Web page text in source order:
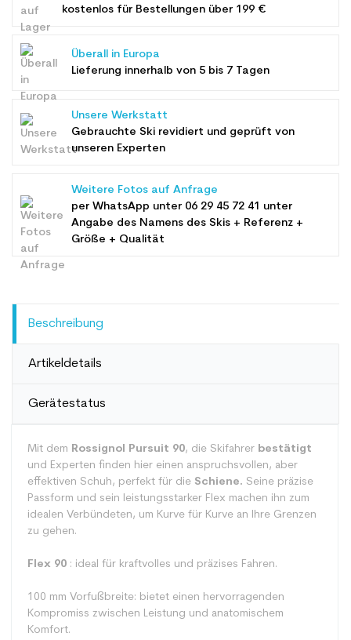
kostenlos für Bestellungen über 199 €
Überall in Europa
Lieferung innerhalb von 5 bis 7 Tagen
Unsere Werkstatt
Gebrauchte Ski revidiert und geprüft von
unseren Experten
Weitere Fotos auf Anfrage
per WhatsApp unter 06 29 45 72 41 unter
Angabe des Namens des Skis + Referenz +
Größe + Qualität
Beschreibung
Artikeldetails
Gerätestatus
Mit dem Rossignol Pursuit 90, die Skifahrer bestätigt
und Experten finden hier einen anspruchsvollen, aber
effektiven Schuh, perfekt für die Schiene. Seine präzise
Passform und sein leistungsstarker Flex machen ihn zum
idealen Verbündeten, um Kurve für Kurve an Ihre Grenzen
zu gehen.
Flex 90 : ideal für kraftvolles und präzises Fahren.
100 mm Vorfußbreite: bietet einen hervorragenden
Kompromiss zwischen Leistung und anatomischem
Komfort.